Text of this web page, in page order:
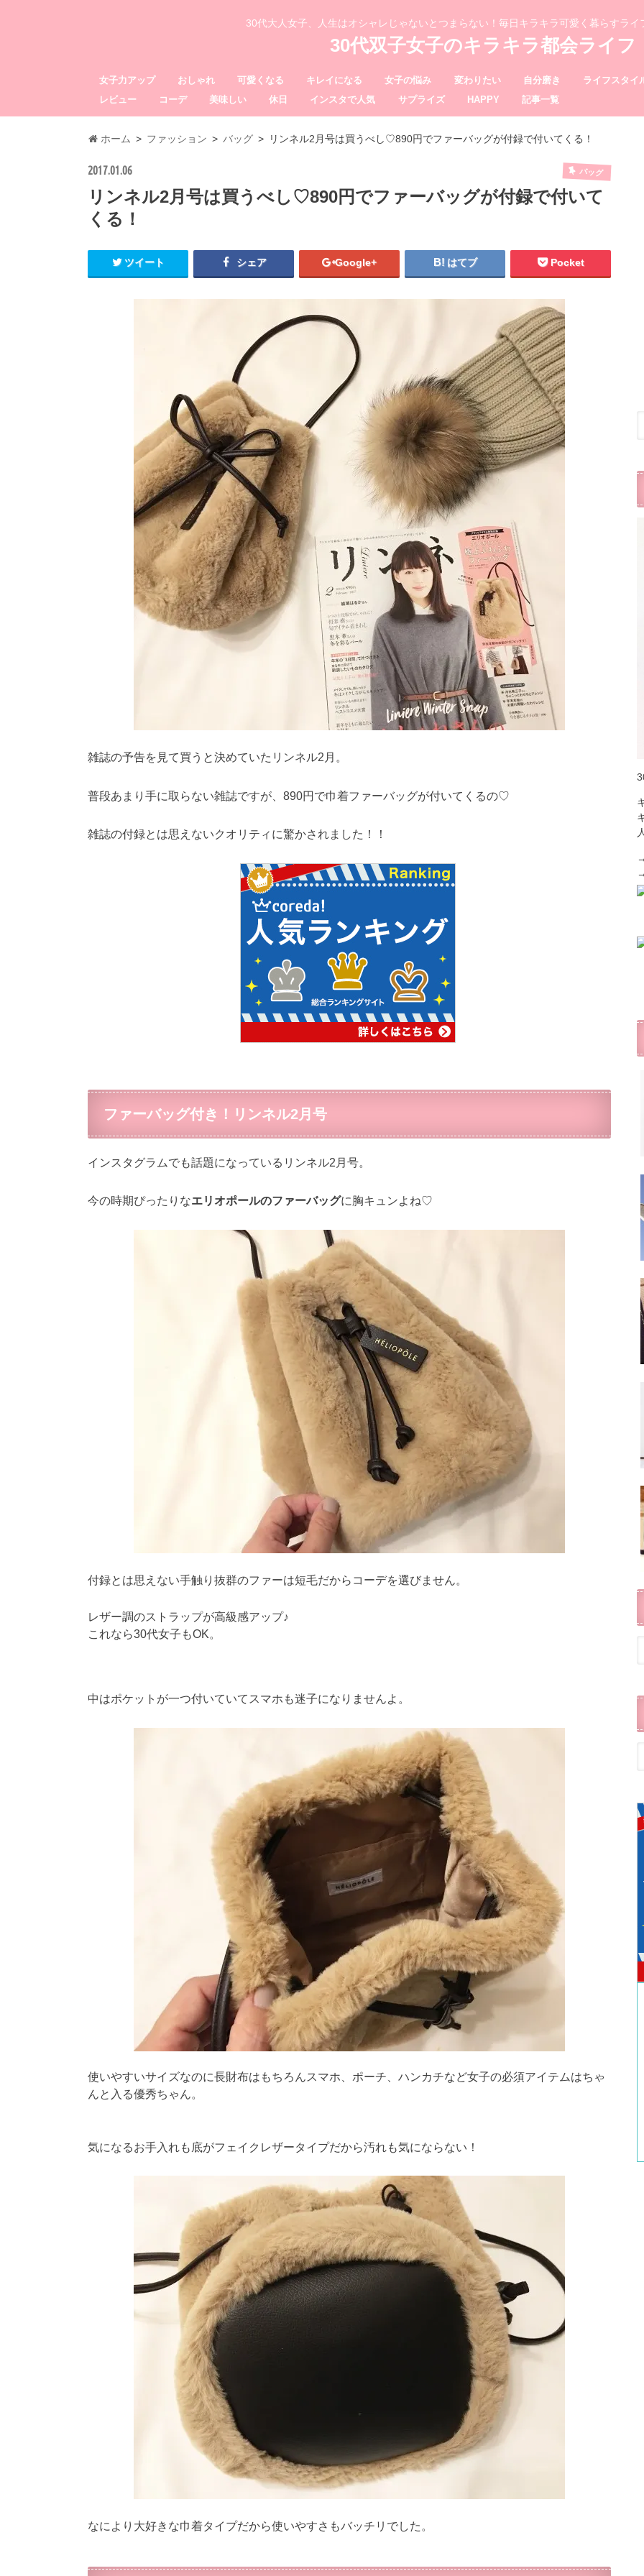
30代大人女子、人生はオシャレじゃないとつまらない！毎日キラキラ可愛く暮らすライ
30代双子女子のキラキラ都会ライフ
女子力アップ おしゃれ 可愛くなる キレイになる 女子の悩み 変わりたい 自分磨き
ライフスタイ
レビュー
コーデ 美味しい 休日 インスタで人気 サプライズ HAPPY 記事一覧
ホーム ファッション バッグ リンネル2月号は買うべし♡890円でファーバッグが付録で付いてくる！
2017.01.06 バッグ
リンネル2月号は買うべし♡890円でファーバッグが付録で付いて
くる！
ツイート シェア Google+ はてブ Pocket
雑誌の予告を見て買うと決めていたリンネル2月。
普段あまり手に取らない雑誌ですが、890円で巾着ファーバッグが付いてくるの♡
雑誌の付録とは思えないクオリティに驚かされました！！
ファーバッグ付き！リンネル2月号
インスタグラムでも話題になっているリンネル2月号。
今の時期ぴったりなエリオポールのファーバッグに胸キュンよね♡
付録とは思えない手触り抜群のファーは短毛だからコーデを選びません。
レザー調のストラップが高級感アップ♪
これなら30代女子もOK。
中はポケットが一つ付いていてスマホも迷子になりませんよ。
使いやすいサイズなのに長財布はもちろんスマホ、ポーチ、ハンカチなど女子の必須アイテムはちゃ
んと入る優秀ちゃん。
気になるお手入れも底がフェイクレザータイプだから汚れも気にならない！
なにより大好きな巾着タイプだから使いやすさもバッチリでした。